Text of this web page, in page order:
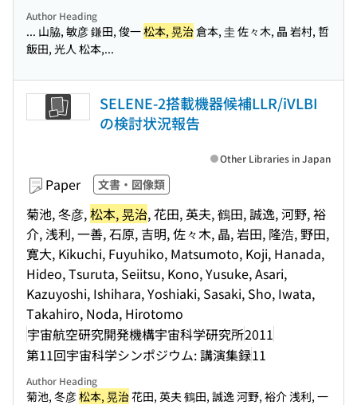
Author Heading
... 山脇, 敏彦 鎌田, 俊一松本, 晃治倉本, 圭 佐々木, 晶 岩村, 哲
飯田, 光人 松本,...
SELENE-2搭載機器候補LLR/iVLBI
の検討状況報告
Paper 文書・図像類
菊池, 冬彦,松本, 晃治, 花田, 英夫, 鶴田, 誠逸, 河野, 裕
介, 浅利, 一善, 石原, 吉明, 佐々木, 晶, 岩田, 隆浩, 野田,
寛大, Kikuchi, Fuyuhiko, Matsumoto, Koji, Hanada,
Hideo, Tsuruta, Seiitsu, Kono, Yusuke, Asari,
Kazuyoshi, Ishihara, Yoshiaki, Sasaki, Sho, Iwata,
Takahiro, Noda, Hirotomo
宇宙航空研究開発機構宇宙科学研究所2011
第11回宇宙科学シンポジウム: 講演集録11
Other Libraries in Japan
Author Heading
菊池, 冬彦松本, 晃治花田, 英夫 鶴田, 誠逸 河野, 裕介 浅利, 一